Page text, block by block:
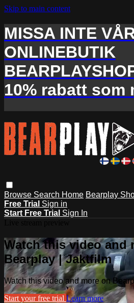
Skip to main content
MISSA INTE
ONLINEBUTIK
10% rabatt som
Browse Search Home Bearplay
Free Trial Sign in
Start Free Trial Sign In
Watch this video and
Bearplay | Jaktfilm
Watch this video and more on
Start your free trial Learn more